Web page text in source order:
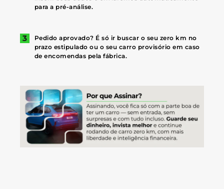
para a pré-análise.
Pedido aprovado? É só ir buscar o seu zero km no
prazo estipulado ou o seu carro provisório em caso
de encomendas pela fábrica.